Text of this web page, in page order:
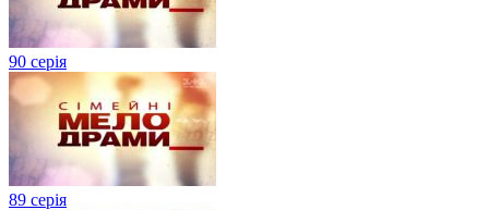
90 серія
89 серія